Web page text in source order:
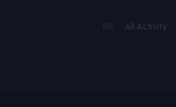
All Activity